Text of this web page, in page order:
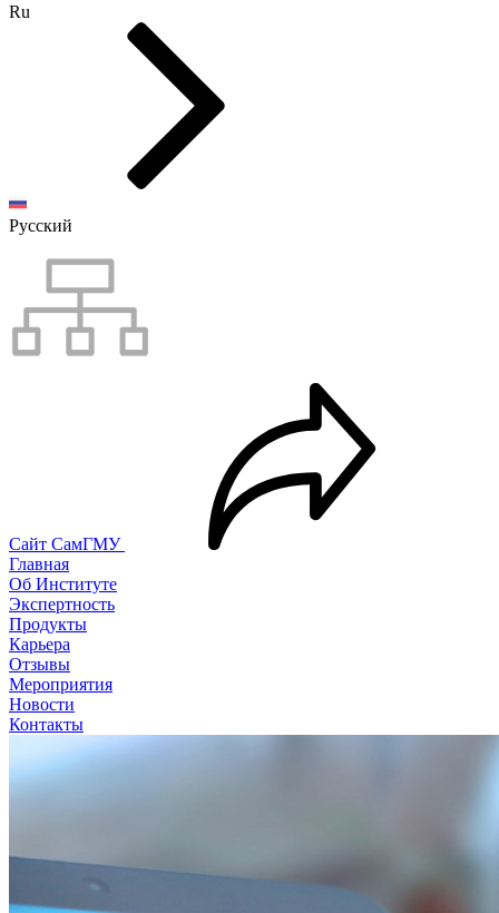
Ru
Русский
Сайт СамГМУ
Главная
Об Институте
Экспертность
Продукты
Карьера
Отзывы
Мероприятия
Новости
Контакты